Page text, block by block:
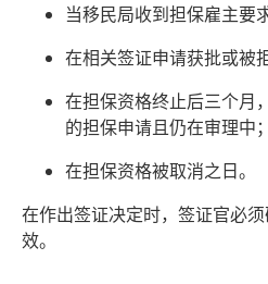
当移民局收到担保雇主要
在相关签证申请获批或被
在担保资格终止后三个月
的担保申请且仍在审理中；
在担保资格被取消之日。
在作出签证决定时，签证官必
效。